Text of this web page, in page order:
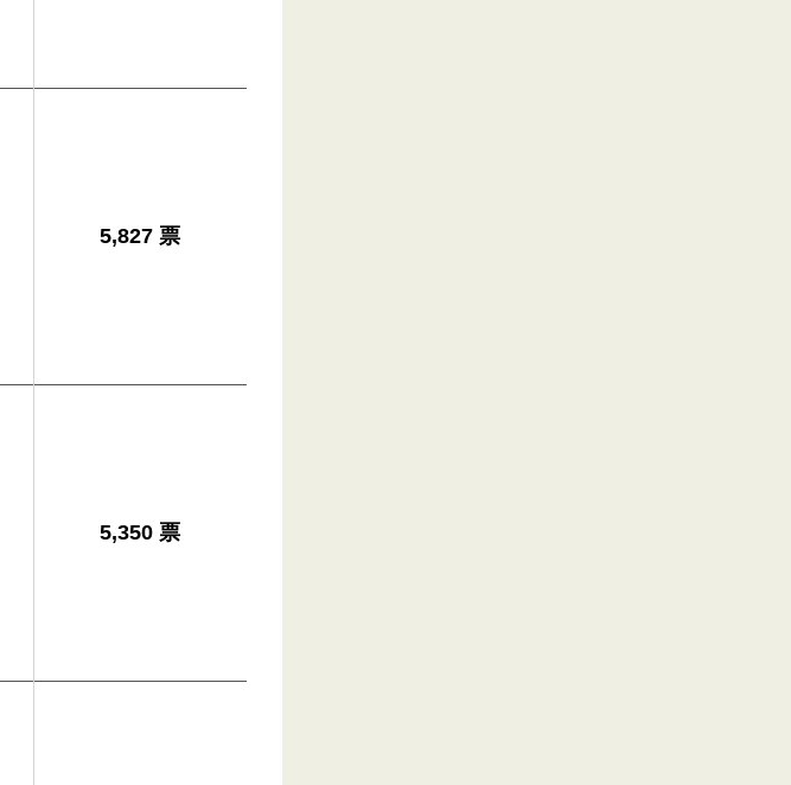
5,827 票
5,350 票